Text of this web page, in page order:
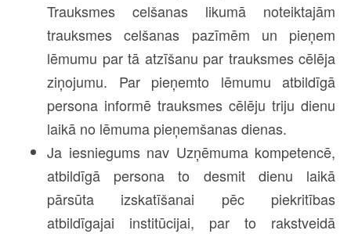
Trauksmes celšanas likumā noteiktajām
trauksmes celšanas pazīmēm un pieņem
lēmumu par tā atzīšanu par trauksmes cēlēja
ziņojumu. Par pieņemto lēmumu atbildīgā
persona informē trauksmes cēlēju triju dienu
laikā no lēmuma pieņemšanas dienas.
Ja iesniegums nav Uzņēmuma kompetencē,
atbildīgā persona to desmit dienu laikā
pārsūta izskatīšanai pēc piekritības
atbildīgajai institūcijai, par to rakstveidā